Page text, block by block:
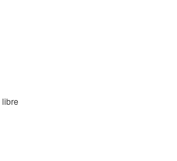
libre